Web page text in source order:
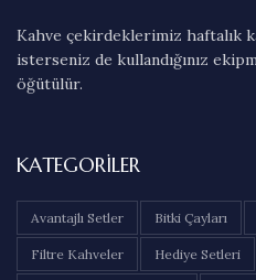
Kahve çekirdeklerimiz haftalık
isterseniz de kullandığınız
öğütülür.
KATEGORILER
Avantajlı Setler Bitki Çayları
Filtre Kahveler Hediye Setleri